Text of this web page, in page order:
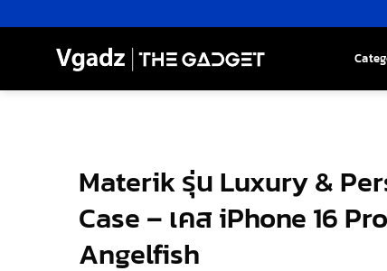
to
Materik รุ่น Luxury &
Case – เคส iPhone 16
Angelfish